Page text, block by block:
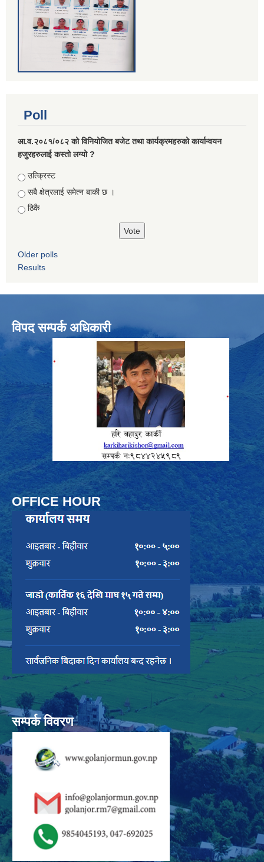
Poll
आ.व.२०८१/०८२ को विनियोजित बजेट तथा कार्यक्रमहरुको कार्यान्वयन
हजुरहरुलाई कस्तो लग्यो ?
Choices
उत्क्रिस्ट
सबै क्षेत्रलाई समेत्न बाकी छ ।
ठिकै
Older polls
Results
विपद सम्पर्क अधिकारी
OFFICE HOUR
सम्पर्क विवरण